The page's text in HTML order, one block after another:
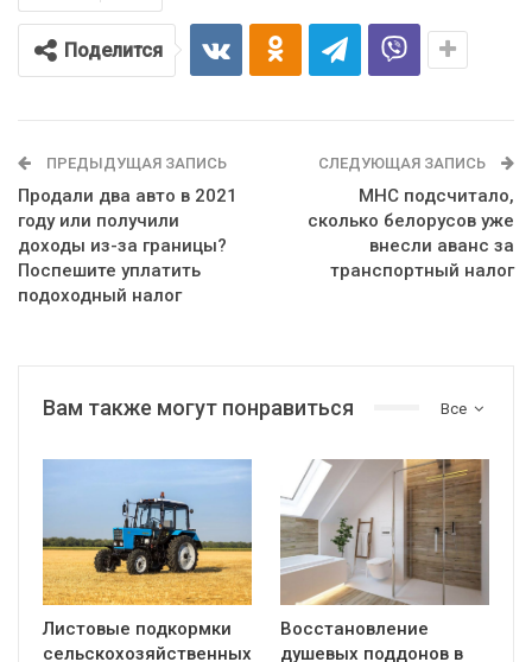
Поделится
ПРЕДЫДУЩАЯ ЗАПИСЬ
Продали два авто в 2021
году или получили
доходы из-за границы?
Поспешите уплатить
подоходный налог
СЛЕДУЮЩАЯ ЗАПИСЬ
МНС подсчитало,
сколько белорусов уже
внесли аванс за
транспортный налог
Все
Вам также могут понравиться
Листовые подкормки
сельскохозяйственных
Восстановление
душевых поддонов в